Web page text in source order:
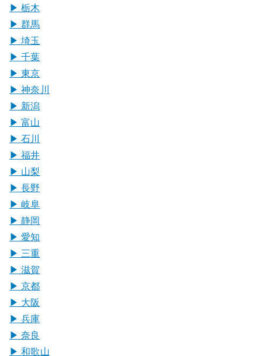
▶︎ 栃木
▶︎ 群馬
▶︎ 埼玉
▶︎ 千葉
▶︎ 東京
▶︎ 神奈川
▶︎ 新潟
▶︎ 富山
▶︎ 石川
▶︎ 福井
▶︎ 山梨
▶︎ 長野
▶︎ 岐阜
▶︎ 静岡
▶︎ 愛知
▶︎ 三重
▶︎ 滋賀
▶︎ 京都
▶︎ 大阪
▶︎ 兵庫
▶︎ 奈良
▶︎ 和歌山